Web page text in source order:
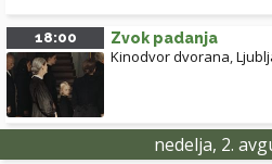
18:00 Zvok padanja
Kinodvor dvorana,
nedelja, 2.